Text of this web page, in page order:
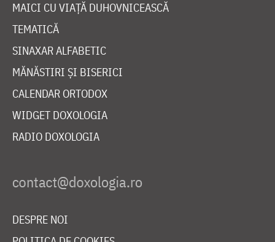
MAICI CU VIAȚĂ DUHOVNICEASCĂ
TEMATICĂ
SINAXAR ALFABETIC
MĂNĂSTIRI ȘI BISERICI
CALENDAR ORTODOX
WIDGET DOXOLOGIA
RADIO DOXOLOGIA
DESPRE NOI